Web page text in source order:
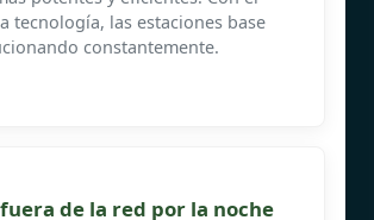
tecnología, las estaciones base
constantemente.
de la red por la noche